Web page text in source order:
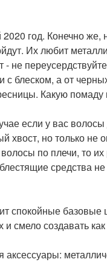
год. Конечно же,
Их любит
не
блеском, а от
Какую
если у вас
хвост, но только
по плечи, то их
средства не
спокойные базовые
смело создавать